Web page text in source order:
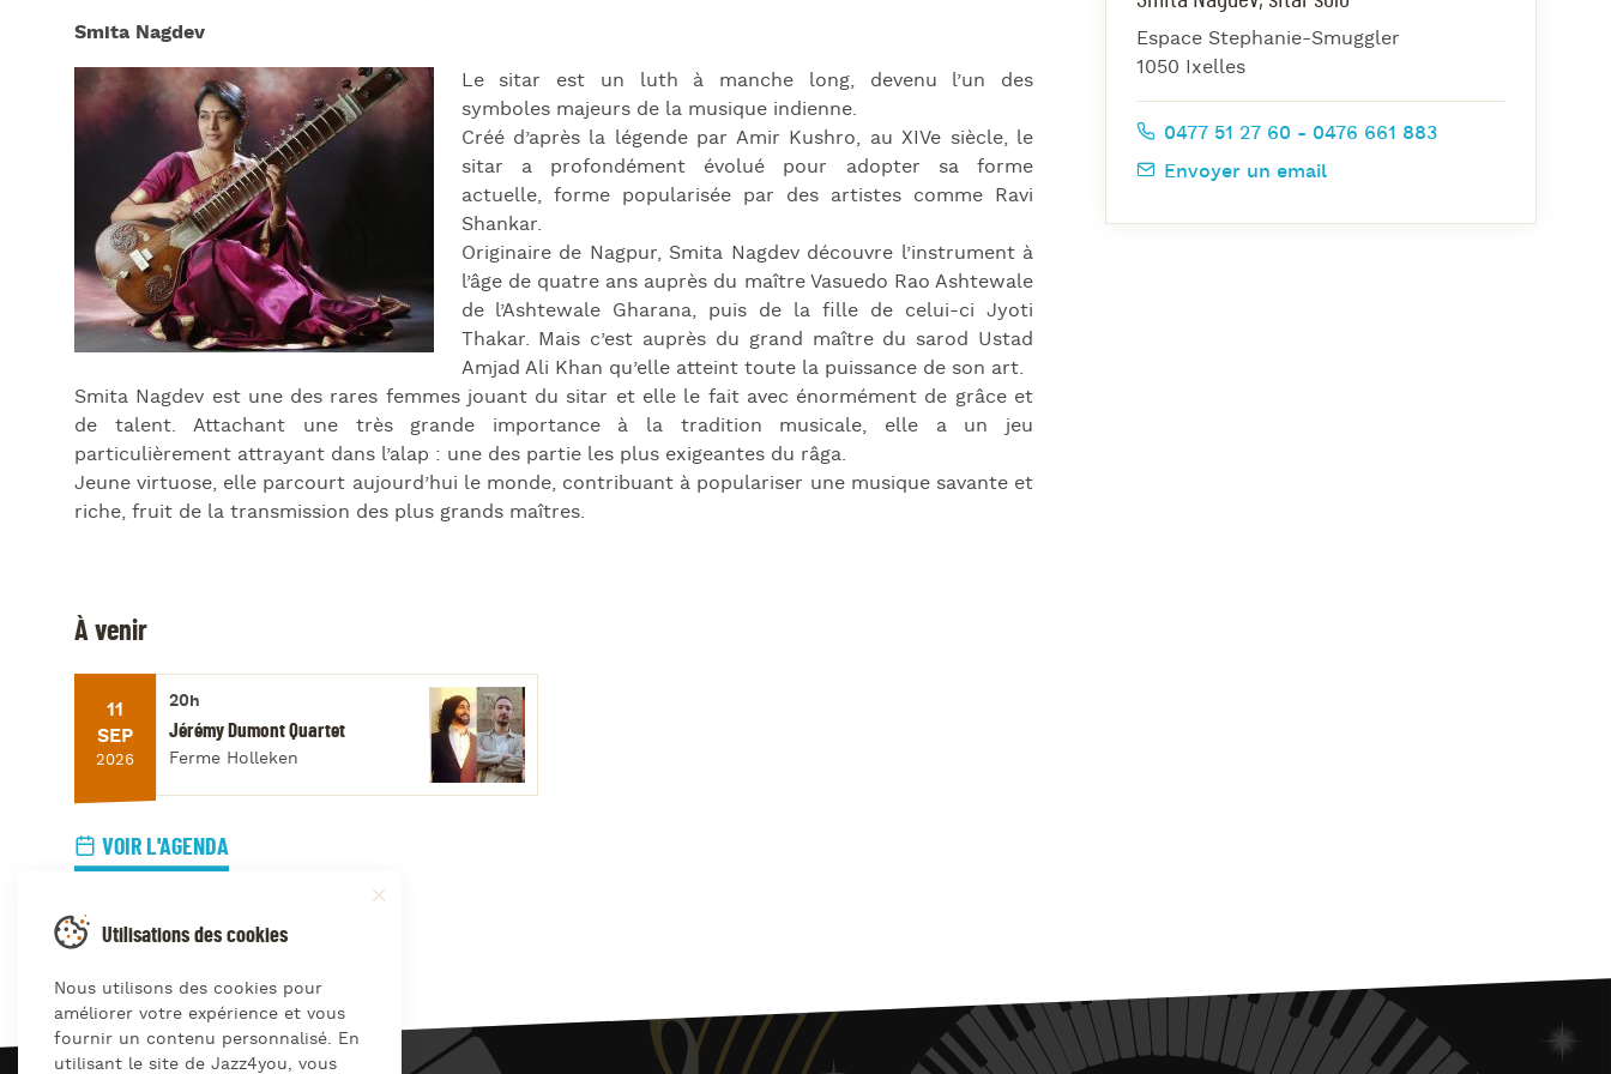
Jazz Nights
Les Midis-Jazz
Jazz & Jam at CBG
Smita Nagdev
Le sitar est un luth à manche long, devenu l’un des
symboles majeurs de la musique indienne.
Créé d’après la légende par Amir Kushro, au XIVe siècle, le
sitar a profondément évolué pour adopter sa forme
actuelle, forme popularisée par des artistes comme Ravi
Shankar.
Originaire de Nagpur, Smita Nagdev découvre l’instrument à
l’âge de quatre ans auprès du maître Vasuedo Rao Ashtewale
de l’Ashtewale Gharana, puis de la fille de celui-ci Jyoti
Thakar. Mais c’est auprès du grand maître du sarod Ustad
Amjad Ali Khan qu’elle atteint toute la puissance de son art.
Smita Nagdev est une des rares femmes jouant du sitar et elle le fait avec énormément de grâce et
de talent. Attachant une très grande importance à la tradition musicale, elle a un jeu
particulièrement attrayant dans l’alap : une des partie les plus exigeantes du râga.
Jeune virtuose, elle parcourt aujourd’hui le monde, contribuant à populariser une musique savante et
riche, fruit de la transmission des plus grands maîtres.
Espace Stephanie-Smuggler
1050 Ixelles
0477 51 27 60 - 0476 661 883
Envoyer un email
À venir
11
SEP
2026
20h
Jérémy Dumont Quartet
Ferme Holleken
VOIR L'AGENDA
Utilisations des cookies
Nous utilisons des cookies pour
améliorer votre expérience et vous
fournir un contenu personnalisé. En
utilisant le site de Jazz4you, vous